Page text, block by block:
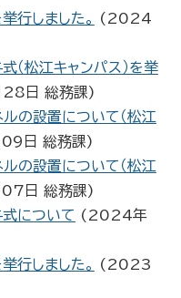
行しました。
( 2024
（松江キャンパス）を挙
日 総務課)
の設置について（松江
日 総務課)
の設置について（松江
日 総務課)
について ( 2024年
行しました。
( 2023